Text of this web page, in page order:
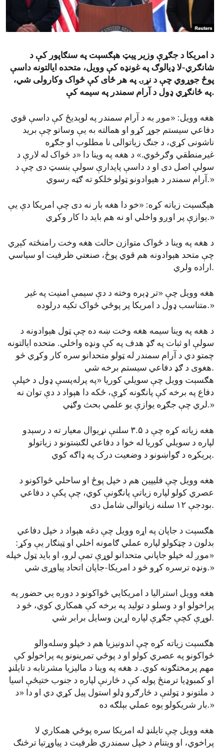
ENVIRONMENT AND HEALTH
IDEALS AND INSTITUTIONS
د امریکا د جګړې وزیر پیټ هېګسېت په سنګاپور کې د
شانګري-لا ډیالوګ په غونډه کې وویل، متحده ایالتونه داسې
پوځ جوړوي چې د نړۍ په هر ځای کې ځواک وکارولی شي،
په ځانګړي ډول د آرام سمندر په سیمه کې.
هغه وویل: «موږ به د آرام سمندر په لوېدیځ کې داسې قوي
دفاعي سیستم جوړ کړو او همالته به یې وساتو چې برید
ناشونی کړي، د جنګ زیاتوالی نا مطلوب او جګړه
غیرمنطقي وګرځوي.» د هغه په وینا دا «د ځواک له لارې د
سولې اصل دی او د داسې پایدارې سولې بنسټ دی چې د
آرام سمندر د هیوادونو ټولو خلکو ته ګټه رسوي.»
هېګسېت زیاته کړه: «خو دا هغه بار نه دی چې امریکا دې یې
یوازې پر اوږو واخلي او نه هم باید دا کار وکړي.»
د هغه په وینا د ځواک متوازن حالت هغه وخت رامنځته کېږي
چې متحد هېوادونه هم قوي پوځ، صنعتي ظرفیت او سیاسي
اراده ولري.
هغه وویل چې «تر ډېره وخته د دې سیمې امنیت په غیر
متناسب ډول د امریکا پر پوځي ځواک تکیه درلوده.»
د هغه په وینا سیمه هغه وخت ښه ده چې ټول هېوادونه د
سولې او ثبات په ګډ هدف په کې ونډه واخلي. متحده ایالتونه
چمتو دي د آرام سمندر له ټولو متحدانو سره کار وکړي څو
هغوی د ګډ دفاعي سیستم برخه شي.
هګسېت وویل چې سویلي کوریا «په پرله‌پسې ډول د خپلې
دفاع په برخه کې پانګونه کړې، ځکه دا هېواد د دې توان نه
لري چې جګړه یوازې یو علمي بحث وګڼي.»
هغه زیاته کړه چې د ۳.۵ سلنې نړیوال معیار ته د رسېدو
لپاره د سویلي کوریا له خوا د دفاعي لګښتونو د زیاتولو
پرېکړه د ګواښونو د وضعیت درک په ډاګه کوي.
هغه وویل چې فلیپین هم د خپل پوځ او ساحلي ځواکونو د
عصري کولو لپاره زیاتې پانګونې کوي، چې پکې د دفاعي
بودجې ۱۲ سلنه زیاتوالی شامل دی.
هګسېت د جاپان په اړه وویل چې دغه هېواد د خپل دفاعي
بدلون د چټکولو لپاره عملي ګامونه اخلي او ټینګار یې وکړ:
«موږ له خپلو جاپاني متحدانو لوړې تمې لرو، او باید ټول خپله
ونډه ترسره کړو څو د امریکا-جاپان اتحاد پیاوړی شي.»
هغه وویل استرالیا د امریکایي ځواکونو د دوره یي حضور په
پراخولو او د وسلو د تولید په برخه کې همکاري کوي، څو د
لوړې کچې جګړې لپاره اړین وسایل برابر شي.
هګسېت زیاته کړه چې اندونیزیا هم د خپلو وسله‌والو
ځواکونو په عصري کولو او د پوځي تمرینونو په پراخولو کې
مهم پرمختګونه کوي. د هغه په وینا د مالیزیا مشرتابه د تایلنډ
او کمبوډیا ترمنځ پوله کې د څارنې لپاره د جنوب ختیځې اسیا
د ملتونو د ټولنې د څارګرو ډلو استول پیل کړي دي او دا «د
بار شریکولو یوه عملي بېلګه ده.»
هغه وویل چې تایلنډ له امریکا سره پوځي همکاري لا
پراخوي، او ویتنام د خپل سمندري ظرفیت د پیاوړتیا ترڅنګ